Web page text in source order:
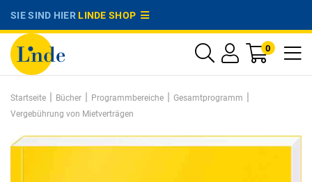
SIE SIND HIERLINDE SHOP
0
Startseite | Bücher | Programmbereiche | Gesamtprogramm |
Vergebührung von Mietverträgen